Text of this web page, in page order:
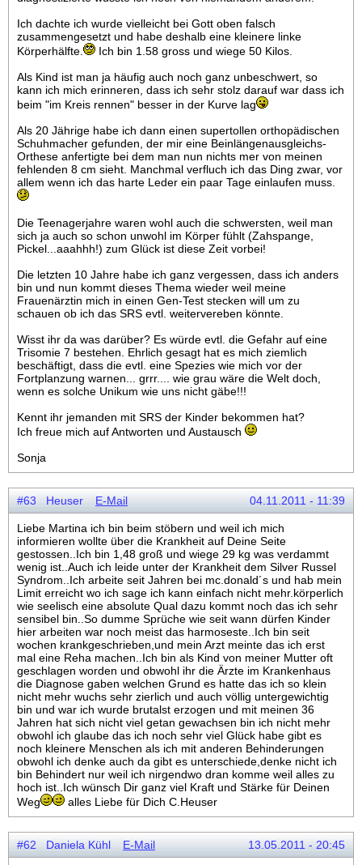
Ich dachte ich wurde vielleicht bei Gott oben falsch
zusammengesetzt und habe deshalb eine kleinere linke
Körperhälfte.
Ich bin 1.58 gross und wiege 50 Kilos.
Als Kind ist man ja häufig auch noch ganz unbeschwert, so
kann ich mich erinneren, dass ich sehr stolz darauf war dass ich
beim "im Kreis rennen" besser in der Kurve lag
Als 20 Jährige habe ich dann einen supertollen orthopädischen
Schuhmacher gefunden, der mir eine Beinlängenausgleichs-
Orthese anfertigte bei dem man nun nichts mer von meinen
fehlenden 8 cm sieht. Manchmal verfluch ich das Ding zwar, vor
allem wenn ich das harte Leder ein paar Tage einlaufen muss.
Die Teenagerjahre waren wohl auch die schwersten, weil man
sich ja auch so schon unwohl im Körper fühlt (Zahspange,
Pickel...aaahhh!) zum Glück ist diese Zeit vorbei!
Die letzten 10 Jahre habe ich ganz vergessen, dass ich anders
bin und nun kommt dieses Thema wieder weil meine
Frauenärztin mich in einen Gen-Test stecken will um zu
schauen ob ich das SRS evtl. weitervereben könnte.
Wisst ihr da was darüber? Es würde evtl. die Gefahr auf eine
Trisomie 7 bestehen. Ehrlich gesagt hat es mich ziemlich
beschäftigt, dass die evtl. eine Spezies wie mich vor der
Fortplanzung warnen... grrr.... wie grau wäre die Welt doch,
wenn es solche Unikum wie uns nicht gäbe!!!
Kennt ihr jemanden mit SRS der Kinder bekommen hat?
Ich freue mich auf Antworten und Austausch
Sonja
#63 Heuser E-Mail 04.11.2011 - 11:39
Liebe Martina ich bin beim stöbern und weil ich mich
informieren wollte über die Krankheit auf Deine Seite
gestossen..Ich bin 1,48 groß und wiege 29 kg was verdammt
wenig ist..Auch ich leide unter der Krankheit dem Silver Russel
Syndrom..Ich arbeite seit Jahren bei mc.donald´s und hab mein
Limit erreicht wo ich sage ich kann einfach nicht mehr.körperlich
wie seelisch eine absolute Qual dazu kommt noch das ich sehr
sensibel bin..So dumme Sprüche wie seit wann dürfen Kinder
hier arbeiten war noch meist das harmoseste..Ich bin seit
wochen krankgeschrieben,und mein Arzt meinte das ich erst
mal eine Reha machen..Ich bin als Kind von meiner Mutter oft
geschlagen worden und obwohl ihr die Ärzte im Krankenhaus
die Diagnose gaben welchen Grund es hatte das ich so klein
nicht mehr wuchs sehr zierlich und auch völlig untergewichtig
bin und war ich wurde brutalst erzogen und mit meinen 36
Jahren hat sich nicht viel getan gewachsen bin ich nicht mehr
obwohl ich glaube das ich noch sehr viel Glück habe gibt es
noch kleinere Menschen als ich mit anderen Behinderungen
obwohl ich denke auch da gibt es unterschiede,denke nicht ich
bin Behindert nur weil ich nirgendwo dran komme weil alles zu
hoch ist..Ich wünsch Dir ganz viel Kraft und Stärke für Deinen
Weg
alles Liebe für Dich C.Heuser
#62 Daniela Kühl E-Mail 13.05.2011 - 20:45